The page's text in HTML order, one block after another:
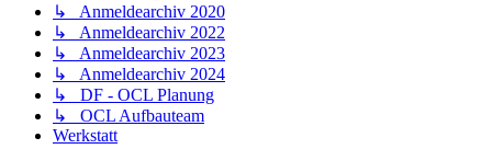
↳ Anmeldearchiv 2020
↳ Anmeldearchiv 2022
↳ Anmeldearchiv 2023
↳ Anmeldearchiv 2024
↳ DF - OCL Planung
↳ OCL Aufbauteam
Werkstatt